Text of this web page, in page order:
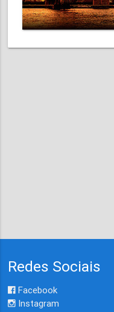
Redes Sociais
Facebook
Instagram